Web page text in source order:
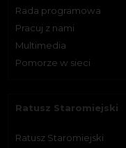
Rada programowa
Pracuj z nami
Multimedia
Pomorze w sieci
Ratusz Staromiejski
Ratusz Staromiejski